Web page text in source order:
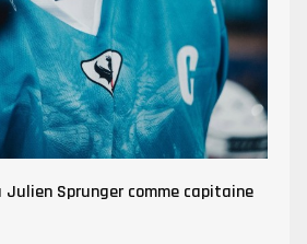
Julien Sprunger comme capitaine